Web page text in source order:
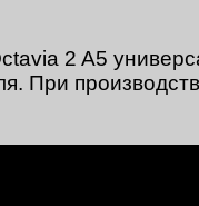
2 A5
При